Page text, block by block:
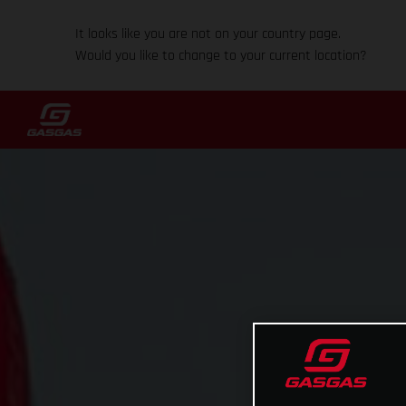
It looks like you are not on your country page.
Would you like to change to your current location?